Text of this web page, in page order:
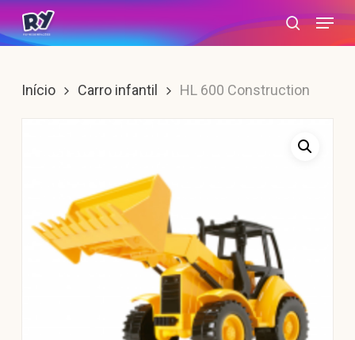
Skip
to
content
search
Menu
Início Carro infantil HL 600 Construction